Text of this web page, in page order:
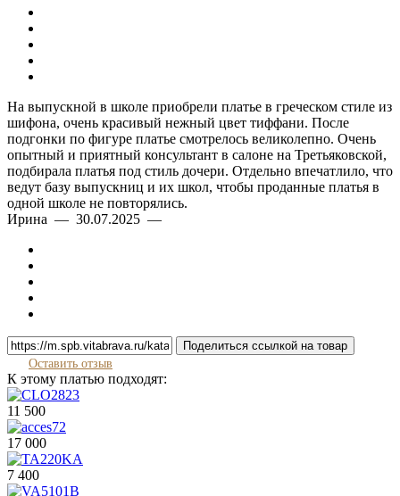
На выпускной в школе приобрели платье в греческом стиле из
шифона, очень красивый нежный цвет тиффани. После
подгонки по фигуре платье смотрелось великолепно. Очень
опытный и приятный консультант в салоне на Третьяковской,
подбирала платья под стиль дочери. Отдельно впечатлило, что
ведут базу выпускниц и их школ, чтобы проданные платья в
одной школе не повторялись.
Ирина — 30.07.2025 —
Поделиться ссылкой на товар
Оставить отзыв
К этому платью подходят:
11 500
17 000
7 400